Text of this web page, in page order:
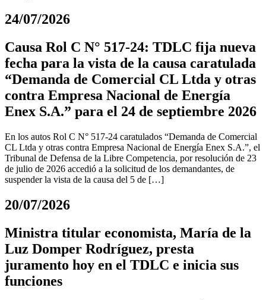
24/07/2026
Causa Rol C N° 517-24: TDLC fija nueva
fecha para la vista de la causa caratulada
“Demanda de Comercial CL Ltda y otras
contra Empresa Nacional de Energía
Enex S.A.” para el 24 de septiembre 2026
En los autos Rol C N° 517-24 caratulados “Demanda de Comercial
CL Ltda y otras contra Empresa Nacional de Energía Enex S.A.”, el
Tribunal de Defensa de la Libre Competencia, por resolución de 23
de julio de 2026 accedió a la solicitud de los demandantes, de
suspender la vista de la causa del 5 de […]
20/07/2026
Ministra titular economista, María de la
Luz Domper Rodríguez, presta
juramento hoy en el TDLC e inicia sus
funciones